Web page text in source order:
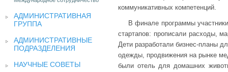
АДМИНИСТРАТИВНАЯ
ГРУППА
АДМИНИСТРАТИВНЫЕ
ПОДРАЗДЕЛЕНИЯ
НАУЧНЫЕ СОВЕТЫ
коммуникативных компетенций.
В финале программы
стартапов: прописали расходы,
Дети разработали бизнес-планы
одежды, продвижения на рынке
были отель для домашних